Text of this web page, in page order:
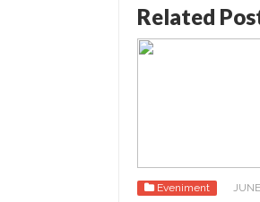
Related
Eveniment